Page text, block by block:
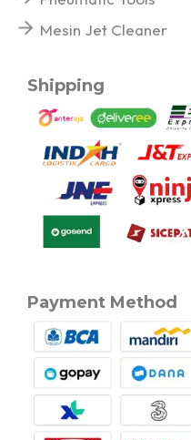
Mesin Jet Cleaner
Shipping
Payment Method